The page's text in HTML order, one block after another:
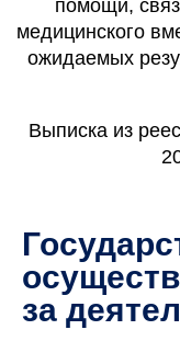
помощи,
медицинского
ожидаемых
Выписка из
за